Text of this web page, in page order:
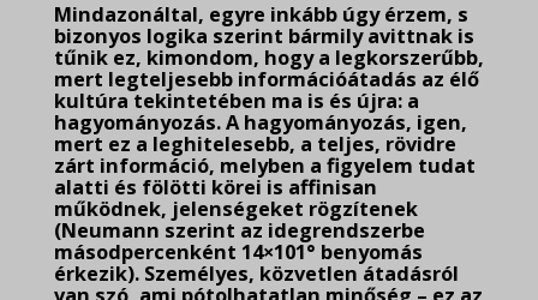
Mindazonáltal, egyre inkább úgy érzem, s
bizonyos logika szerint bármily avittnak is
tűnik ez, kimondom, hogy a legkorszerűbb,
mert legteljesebb információátadás az élő
kultúra tekintetében ma is és újra: a
hagyományozás. A hagyományozás, igen,
mert ez a leghitelesebb, a teljes, rövidre
zárt információ, melyben a figyelem tudat
alatti és fölötti körei is affinisan
működnek, jelenségeket rögzítenek
(Neumann szerint az idegrendszerbe
másodpercenként 14×101° benyomás
érkezik). Személyes, közvetlen átadásról